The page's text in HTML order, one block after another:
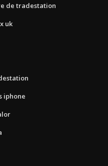
de tradestation
uk
iphone